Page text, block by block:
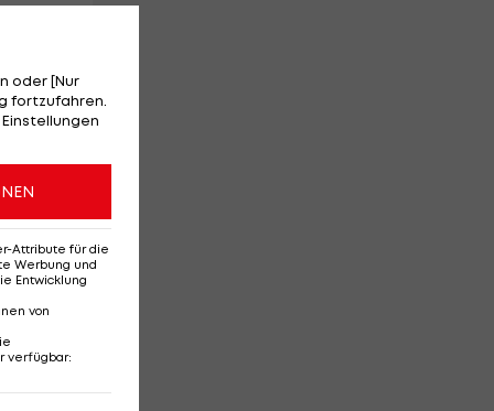
oder [Nur
fortzufahren.
Attribute für die
Werbung und
Entwicklung
von
verfügbar: